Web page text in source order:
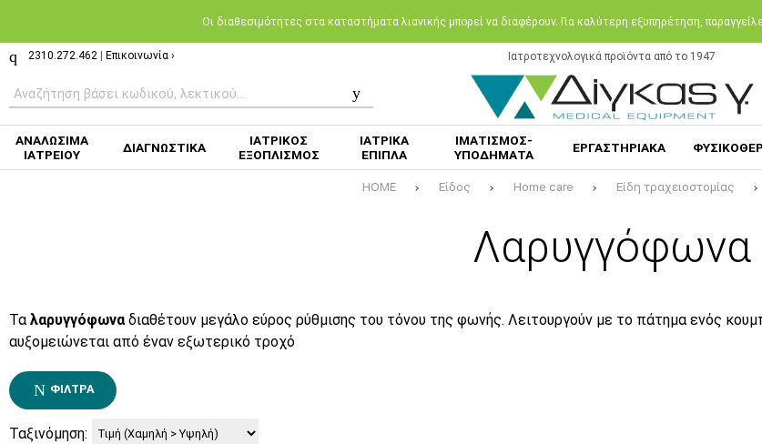
Oι διαθεσιμότητες στα καταστήματα λιανικής μπορεί να διαφέρουν. Για καλύτερη εξυπηρέτηση,
2310.272.462 Επικοινωνία › Ιατροτεχνολογικά προϊόντα από το 1947
ΑΝΑΛΩΣΙΜΑ
ΙΑΤΡΕΙΟΥ
ΔΙΑΓΝΩΣΤΙΚΑ
ΙΑΤΡΙΚΟΣ
ΕΞΟΠΛΙΣΜΟΣ
ΙΑΤΡΙΚΑ
ΕΠΙΠΛΑ
ΙΜΑΤΙΣΜΟΣ-
ΥΠΟΔΗΜΑΤΑ
ΕΡΓΑΣΤΗΡΙΑΚΑ
HOME Είδος Home care Είδη τραχειοστομίας
Λαρυγγόφωνα
Ταλαρυγγόφωναδιαθέτουν μεγάλο εύρος ρύθμισης του τόνου της φωνής. Λειτουργούν με το πάτημα ενός
αυξομειώνεται από έναν εξωτερικό τροχό
ΦΊΛΤΡΑ
Ταξινόμηση: